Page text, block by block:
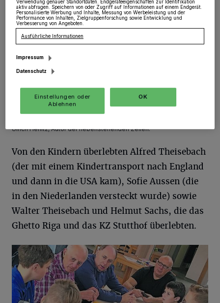
Ulrich Herlitz, Autor der nebenstehenden Zeilen.
Von den Kindern überlebten Alfred Theisebach
(der mit einem Kindertransport nach England
und dann in die USA kam), Sofie Aussen (die
in den Niederlanden versteckt wurde) sowie
Walter Theisebach und Helmut Sachs, die das
Ghetto Riga und das KZ Stutthof überlebten.
Verwendung genauer Standortdaten. Endgeräteeigenschaften zur Identifikation
aktiv abfragen. Speichern von oder Zugriff auf Informationen auf einem Endgerät.
Personalisierte Werbung und Inhalte, Messung von Werbeleistung und der
Performance von Inhalten, Zielgruppenforschung sowie Entwicklung und
Verbesserung von Angeboten.
Ausführliche Informationen
Impressum
Datenschutz
Einstellungen oder
Ablehnen
OK